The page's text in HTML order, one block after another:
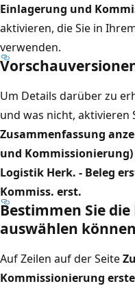
Einlagerung und
aktivieren, die Sie in
verwenden.
Um Details darüber zu
und was nicht, aktivieren
Zusammenfassung
und Kommissionierung)
Logistik Herk. - Beleg
Kommiss. erst.
Bestimmen Sie die
auswählen können
Auf Zeilen auf der Seite
Kommissionierung